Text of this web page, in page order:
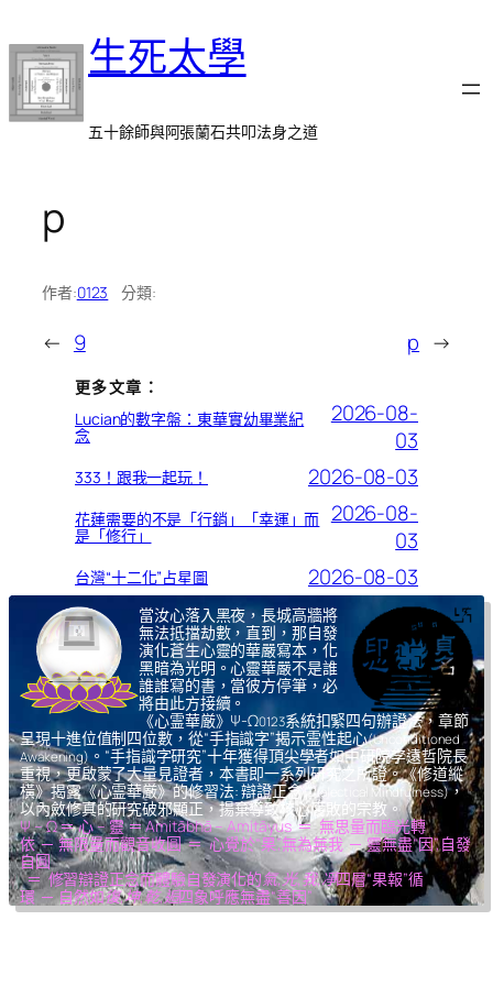
至
主
要
內
生死太學
五十餘師與阿張蘭石共叩法身之道
p
作者:0123 分類:
← 9 p →
更多文章：
Lucian的數字盤：東華實幼畢業紀
念
2026-08-
03
333！跟我一起玩！ 2026-08-03
花蓮需要的不是「行銷」「幸運」而
是「修行」
2026-08-
03
台灣“十二化”占星圖 2026-08-03
當汝心落入黑夜，長城高牆將
無法抵擋劫數，直到，那自發
演化蒼生心靈的華嚴寫本，化
黑暗為光明。心靈華嚴不是誰
誰誰寫的書，當彼方停筆，必
將由此方接續。
《心霊華厳》Ψ-Ω0123系統扣緊四句辦證法，章節
呈現十進位值制四位數，從“手指識字”揭示霊性起心(Unconditioned
Awakening) 。“手指識字研究”十年獲得頂尖學者如中研院李遠哲院長
重視，更啟蒙了大量見證者，本書即一系列研究之所證。《修道縱
橫》揭露《心霊華厳》的修習法: 辯證正念(Dialectical Mindfulness)，
以內斂修真的研究破邪顯正，揚棄導致核心腐敗的宗教。
Ψ – Ω ＝ 心 – 靈 ＝ Amitābhā – Amitāyus ＝ 無思量而臨光轉
依 ─ 無限量而觀音收圓 ＝ 心覺於“果”,無為無我 ─ 靈無盡“因”,自發
自圓
＝ 修習辯證正念而體驗自發演化的氣,光,我,凈四層“果報”循
環 ─ 自然如復,坤,乾,逅四象呼應無盡“善因”